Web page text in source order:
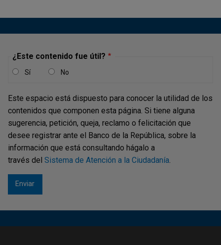
¿Este contenido fue útil?
Sí No
Este espacio está dispuesto para conocer la utilidad de los
contenidos que componen esta página. Si tiene alguna
sugerencia, petición, queja, reclamo o felicitación que
desee registrar ante el Banco de la República, sobre la
información que está consultando hágalo a
través del Sistema de Atención a la Ciudadanía.